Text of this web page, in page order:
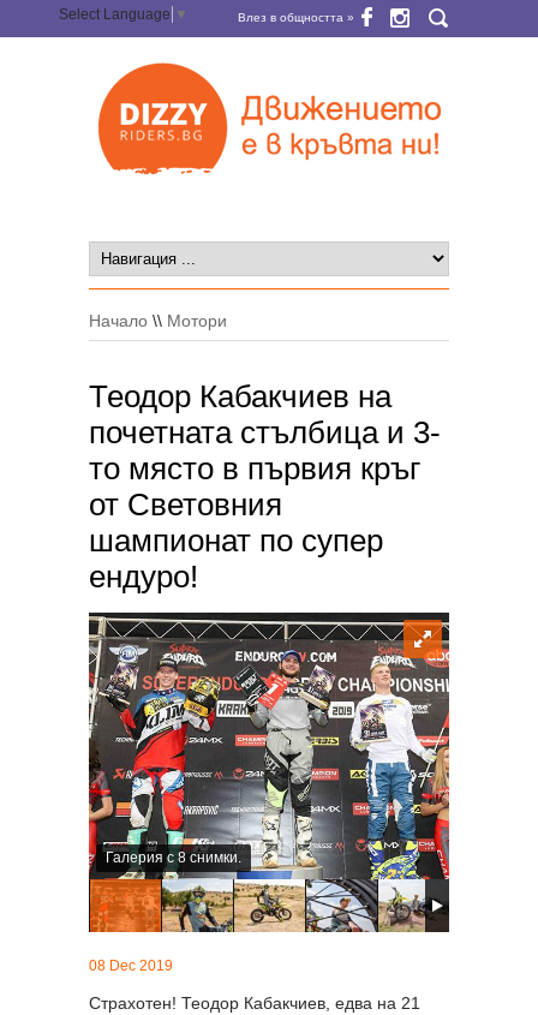
Select Language ▼ Влез в общността »
Начало \\ Мотори
Теодор Кабакчиев на
почетната стълбица и 3-
то място в първия кръг
от Световния
шампионат по супер
ендуро!
Галерия с 8 снимки.
08 Dec 2019
Страхотен! Теодор Кабакчиев, едва на 21